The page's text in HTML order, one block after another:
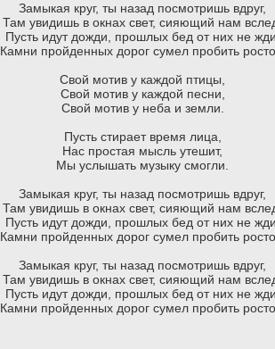
Замыкая круг, ты назад посмотришь вдруг,
Там увидишь в окнах свет, сияющий нам
Пусть идут дожди, прошлых бед от них не жди,
Камни пройденных дорог сумел пробить
Свой мотив у каждой птицы,
Свой мотив у каждой песни,
Свой мотив у неба и земли.
Пусть стирает время лица,
Нас простая мысль утешит,
Мы услышать музыку смогли.
Замыкая круг, ты назад посмотришь вдруг,
Там увидишь в окнах свет, сияющий нам
Пусть идут дожди, прошлых бед от них не жди,
Камни пройденных дорог сумел пробить
Замыкая круг, ты назад посмотришь вдруг,
Там увидишь в окнах свет, сияющий нам
Пусть идут дожди, прошлых бед от них не жди,
Камни пройденных дорог сумел пробить